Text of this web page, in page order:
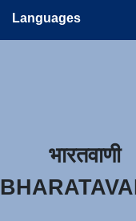
Languages
भारतवाणी